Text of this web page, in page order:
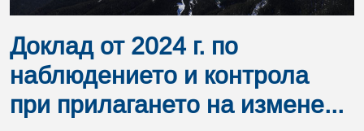
Доклад от 2024 г. по
наблюдението и контрола
при прилагането на измене...